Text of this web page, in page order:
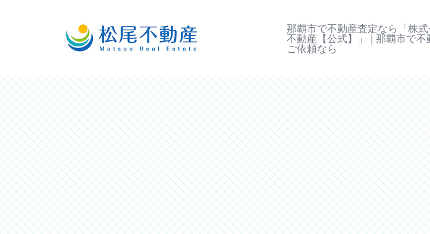
那覇市で不動産査定なら「株
不動産【公式】」 | 那覇市で
ご依頼なら